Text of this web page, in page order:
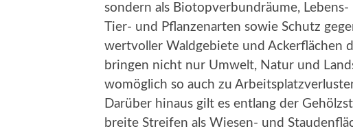
sondern als Biotopverbundräume,
Tier- und Pflanzenarten sowie Schutz
wertvoller Waldgebiete und Ackerflächen
bringen nicht nur Umwelt, Natur und
womöglich so auch zu
Darüber hinaus gilt es entlang der
breite Streifen als Wiesen- und